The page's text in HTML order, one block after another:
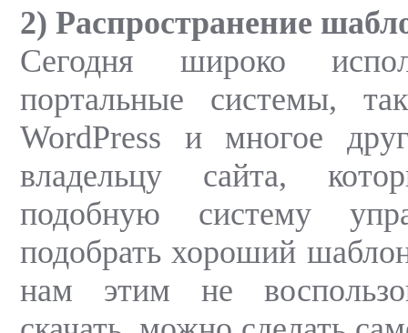
2) Распространение
Сегодня широко
портальные системы,
WordPress и многое
владельцу сайта,
подобную систему
подобрать хороший
нам этим не